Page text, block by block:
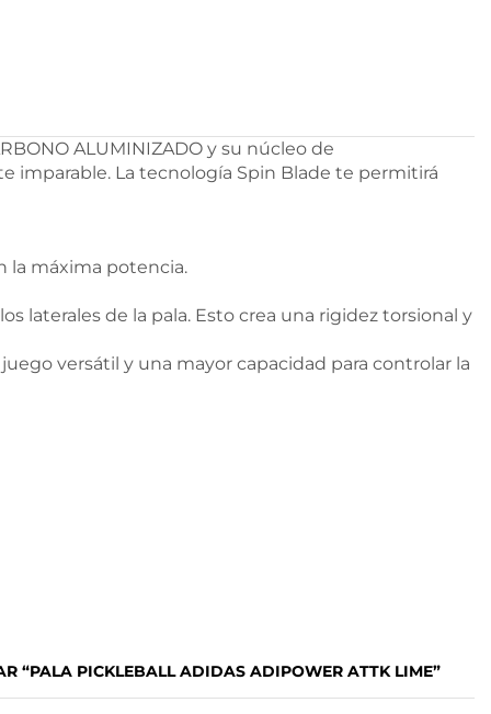
ALUMINIZADO y su núcleo de
imparable. La tecnología Spin Blade te permitirá
la máxima potencia.
laterales de la pala. Esto crea una rigidez torsional y
versátil y una mayor capacidad para controlar la
“PALA PICKLEBALL ADIDAS ADIPOWER ATTK LIME”